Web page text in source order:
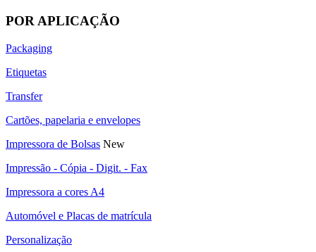
POR APLICAÇÃO
Packaging
Etiquetas
Transfer
Cartões, papelaria e envelopes
Impressora de Bolsas New
Impressão - Cópia - Digit. - Fax
Impressora a cores A4
Automóvel e Placas de matrícula
Personalização